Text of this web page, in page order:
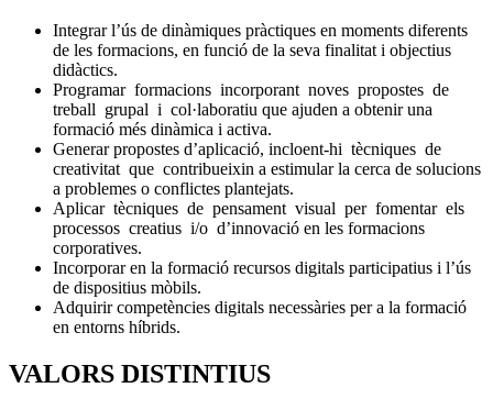
Integrar l’ús de dinàmiques pràctiques en moments diferents
de les formacions, en funció de la seva finalitat i objectius
didàctics.
Programar formacions incorporant noves propostes de
treball grupal i col·laboratiu que ajuden a obtenir una
formació més dinàmica i activa.
Generar propostes d’aplicació, incloent-hi tècniques de
creativitat que contribueixin a estimular la cerca de solucions
a problemes o conflictes plantejats.
Aplicar tècniques de pensament visual per fomentar els
processos creatius i/o d’innovació en les formacions
corporatives.
Incorporar en la formació recursos digitals participatius i l’ús
de dispositius mòbils.
Adquirir competències digitals necessàries per a la formació
en entorns híbrids.
VALORS DISTINTIUS